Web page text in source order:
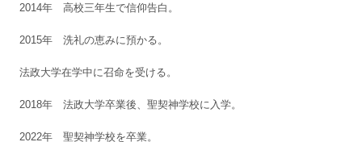
2014年 高校三年生で信仰告白。
2015年 洗礼の恵みに預かる。
法政大学在学中に召命を受ける。
2018年 法政大学卒業後、聖契神学校に入学。
2022年 聖契神学校を卒業。